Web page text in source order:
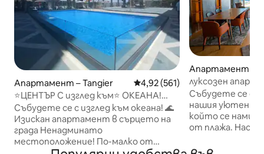
Апартамент – Tangier Средна оценка: 4,92 от 5,
4,92 (561)
⭐ЦЕНТЪР С изглед към⭐ ОКЕАНА!
Басейн. ХИГИЕНИЗИРАН!
Събудете се с изглед към океана! 🌊
Изискан апартамент в сърцето на
града Ненадминато
местоположение! По-малко от
Апартамент –
луксозен
пристанище на
Събудете се с
нашия уютен
който се намира
от плажа.
много